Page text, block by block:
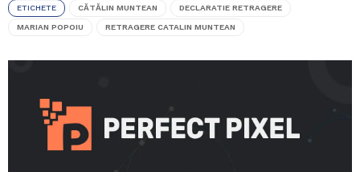
ETICHETE CĂTĂLIN MUNTEAN DECLARATIE RETRAGERE
MARIAN POPOIU RETRAGERE CATALIN MUNTEAN